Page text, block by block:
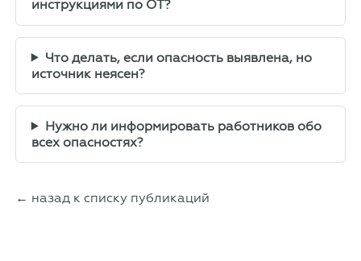
инструкциями по ОТ?
Что делать, если опасность выявлена, но
источник неясен?
Нужно ли информировать работников обо
всех опасностях?
← назад к списку публикаций